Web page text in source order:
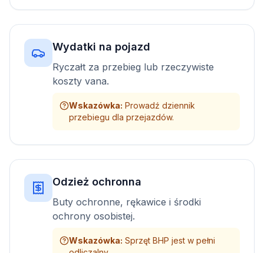
Wydatki na pojazd
Ryczałt za przebieg lub rzeczywiste
koszty vana.
Wskazówka: Prowadź dziennik
przebiegu dla przejazdów.
Odzież ochronna
Buty ochronne, rękawice i środki
ochrony osobistej.
Wskazówka: Sprzęt BHP jest w pełni